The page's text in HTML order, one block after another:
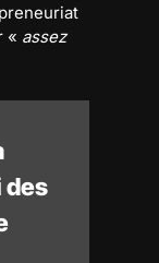
« assez
des